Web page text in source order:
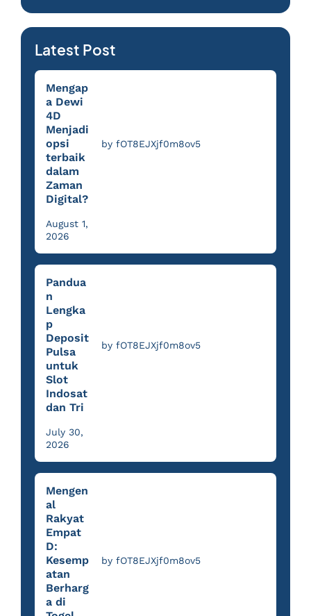
Latest Post
Mengap
a Dewi
4D
Menjadi
opsi
terbaik
dalam
Zaman
Digital?
by fOT8EJXjf0m8ov5
August 1,
2026
Pandua
n
Lengka
p
Deposit
Pulsa
untuk
Slot
Indosat
dan Tri
by fOT8EJXjf0m8ov5
July 30,
2026
Mengen
al
Rakyat
Empat
D:
Kesemp
atan
Berharg
a di
by fOT8EJXjf0m8ov5